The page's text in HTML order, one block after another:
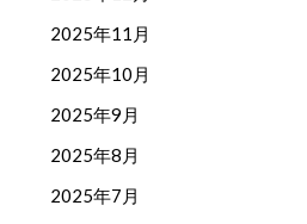
2025年11月
2025年10月
2025年9月
2025年8月
2025年7月